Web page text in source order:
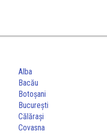
Alba
Bacău
Botoșani
București
Călărași
Covasna